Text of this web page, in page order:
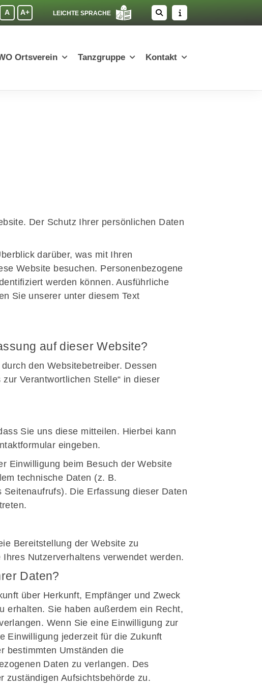
A A+ LEICHTE SPRACHE
Ortsverein Tanzgruppe Kontakt
Der Schutz Ihrer persönlichen Daten
darüber, was mit Ihren
Website besuchen. Personenbezogene
werden können. Ausführliche
Sie unserer unter diesem Text
auf dieser Website?
den Websitebetreiber. Dessen
Verantwortlichen Stelle“ in dieser
Sie uns diese mitteilen. Hierbei kann
eingeben.
Einwilligung beim Besuch der Website
technische Daten (z. B.
Die Erfassung dieser Daten
Bereitstellung der Website zu
Nutzerverhaltens verwendet werden.
Daten?
über Herkunft, Empfänger und Zweck
erhalten. Sie haben außerdem ein Recht,
Wenn Sie eine Einwilligung zur
Einwilligung jederzeit für die Zukunft
bestimmten Umständen die
Daten zu verlangen. Des
zuständigen Aufsichtsbehörde zu.
Ortsverein
Termine
Aktivitäten